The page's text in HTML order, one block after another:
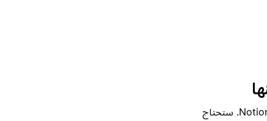
تتحكم سياسات حماية التطبيقات في كيفية التعامل مع بيانات الشركة داخل Notion. ستحتاج